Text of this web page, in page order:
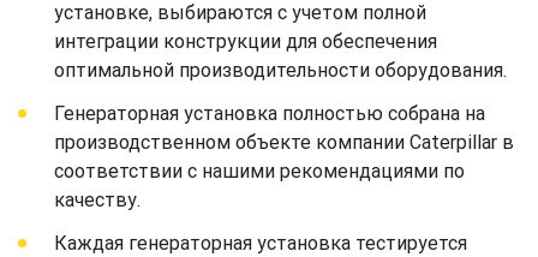
установке, выбираются с учетом полной
интеграции конструкции для обеспечения
оптимальной производительности оборудования.
Генераторная установка полностью собрана на
производственном объекте компании Caterpillar в
соответствии с нашими рекомендациями по
качеству.
Каждая генераторная установка тестируется